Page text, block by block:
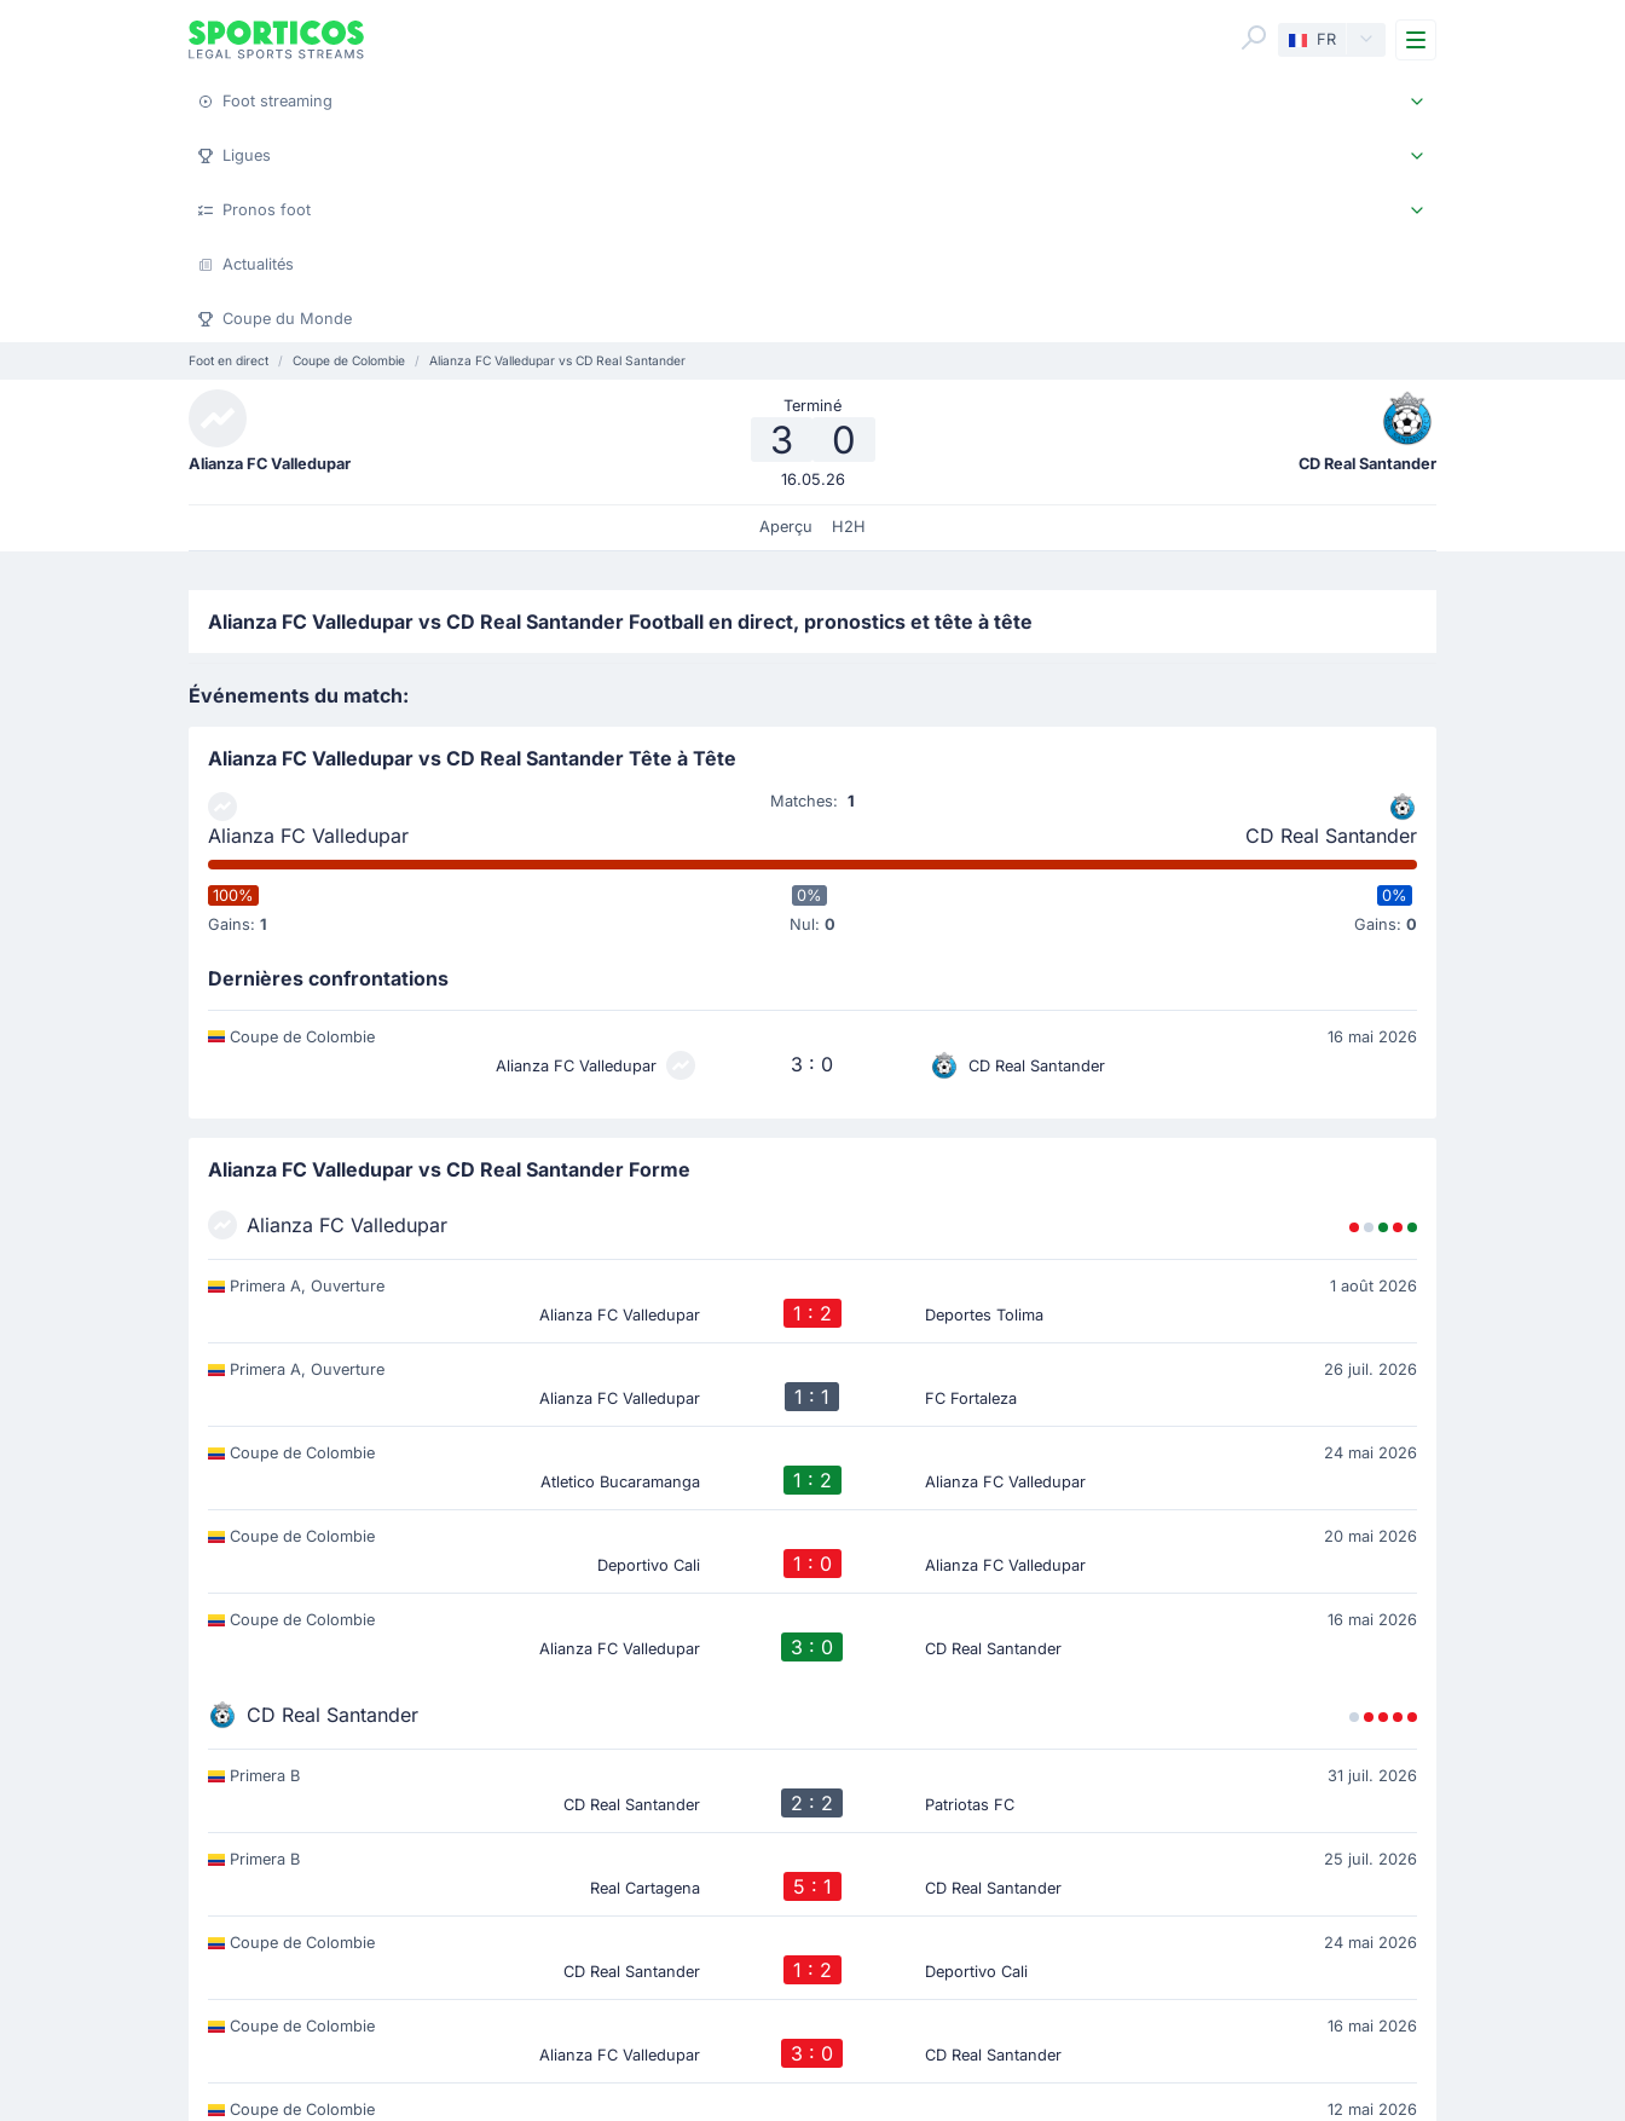
FR Menu
Foot streaming
Ligues
Pronos foot
Actualités
Coupe du Monde
Foot en direct Coupe de Colombie Alianza FC Valledupar vs CD Real Santander
Alianza FC Valledupar
Terminé
3 0
16.05.26
CD Real Santander
Aperçu H2H
Alianza FC Valledupar vs CD Real Santander Football en direct, pronostics et tête à tête
Événements du match:
Alianza FC Valledupar vs CD Real Santander Tête à Tête
Alianza FC Valledupar
Matches: 1
CD Real Santander
100%
Gains: 1
0%
Nul: 0
0%
Gains: 0
Dernières confrontations
Coupe de Colombie
16 mai 2026
Alianza FC Valledupar
3 : 0 CD Real Santander
Alianza FC Valledupar vs CD Real Santander Forme
Alianza FC Valledupar
Primera A, Ouverture
1 août 2026
Alianza FC Valledupar
1 : 2 Deportes Tolima
Primera A, Ouverture
26 juil. 2026
Alianza FC Valledupar
1 : 1 FC Fortaleza
Coupe de Colombie
24 mai 2026
Atletico Bucaramanga
1 : 2 Alianza FC Valledupar
Coupe de Colombie
20 mai 2026
Deportivo Cali
1 : 0 Alianza FC Valledupar
Coupe de Colombie
16 mai 2026
Alianza FC Valledupar
3 : 0 CD Real Santander
CD Real Santander
Primera B
31 juil. 2026
CD Real Santander
2 : 2 Patriotas FC
Primera B
25 juil. 2026
Real Cartagena
5 : 1 CD Real Santander
Coupe de Colombie
24 mai 2026
CD Real Santander
1 : 2 Deportivo Cali
Coupe de Colombie
16 mai 2026
Alianza FC Valledupar
3 : 0 CD Real Santander
Coupe de Colombie
12 mai 2026